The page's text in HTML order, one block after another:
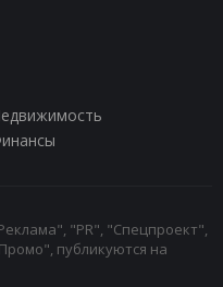
"PR", "Спецпроект",
публикуются на